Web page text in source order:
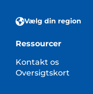
Vælg din region
Ressourcer
Kontakt os
Oversigtskort